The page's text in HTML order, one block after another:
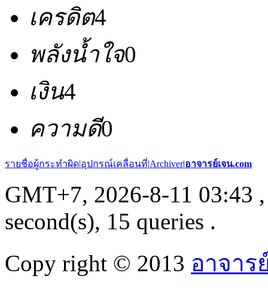
เครดิต4
พลังน้ำใจ0
เงิน4
ความดี0
รายชื่อผู้กระทำผิด|อุปกรณ์เคลื่อนที่|Archiver|อาจารย์เจน.com
GMT+7, 2026-8-11 03:43
second(s), 15 queries .
Copy right © 2013 อาจาร